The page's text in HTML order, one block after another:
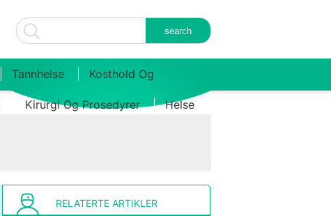
Tannhelse Kosthold Og
Kirurgi Og Prosedyrer Helse
RELATERTE ARTIKLER